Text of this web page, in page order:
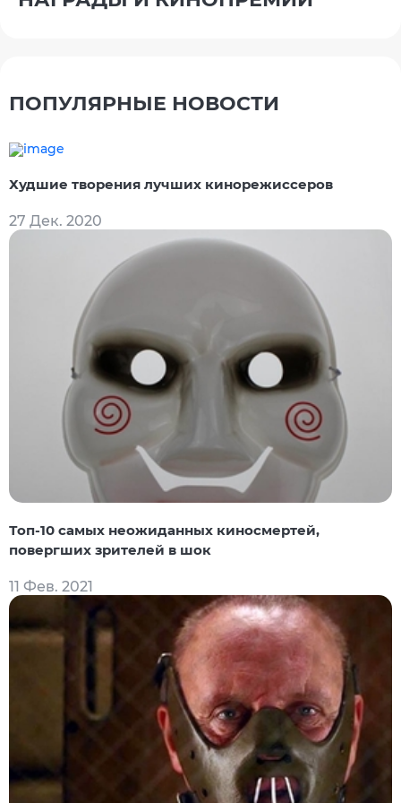
ПОПУЛЯРНЫЕ НОВОСТИ
Худшие творения лучших кинорежиссеров
27 Дек. 2020
Топ-10 самых неожиданных киносмертей,
повергших зрителей в шок
11 Фев. 2021